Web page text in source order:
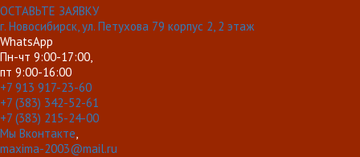
ОСТАВЬТЕ ЗАЯВКУ
г. Новосибирск, ул. Петухова 79 корпус 2, 2 этаж
WhatsApp
Пн-чт 9:00-17:00,
пт 9:00-16:00
+7 913 917-23-60
+7 (383) 342-52-61
+7 (383) 215-24-00
Мы Вконтакте
maxima-2003@mail.ru